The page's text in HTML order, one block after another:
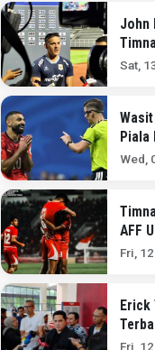
John
Piala
Sat,
Piala
Wed,
AFF
Fri,
Erick
ke
Fri,